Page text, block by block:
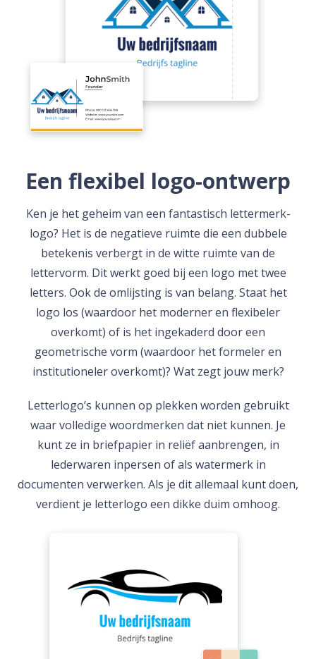
Een flexibel logo-ontwerp
Ken je het geheim van een fantastisch lettermerk-
logo? Het is de negatieve ruimte die een dubbele
betekenis verbergt in de witte ruimte van de
lettervorm. Dit werkt goed bij een logo met twee
letters. Ook de omlijsting is van belang. Staat het
logo los (waardoor het moderner en flexibeler
overkomt) of is het ingekaderd door een
geometrische vorm (waardoor het formeler en
institutioneler overkomt)? Wat zegt jouw merk?
Letterlogo’s kunnen op plekken worden gebruikt
waar volledige woordmerken dat niet kunnen. Je
kunt ze in briefpapier in reliëf aanbrengen, in
lederwaren inpersen of als watermerk in
documenten verwerken. Als je dit allemaal kunt doen,
verdient je letterlogo een dikke duim omhoog.